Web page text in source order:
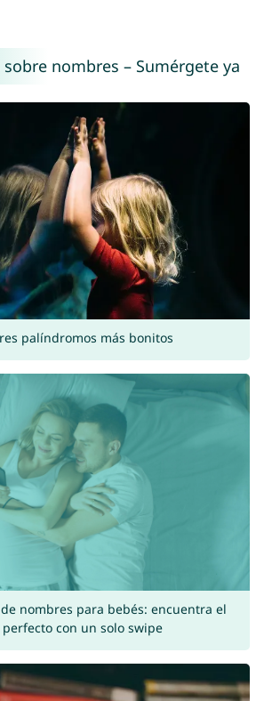
nombres – Sumérgete ya
palíndromos más bonitos
nombres para bebés: encuentra el
con un solo swipe